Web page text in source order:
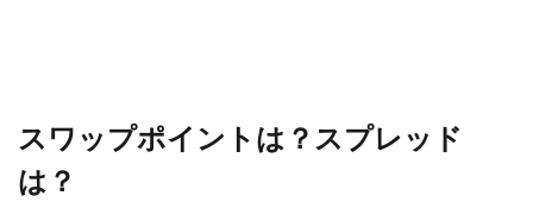
スワップポイントは？スプレッド
は？